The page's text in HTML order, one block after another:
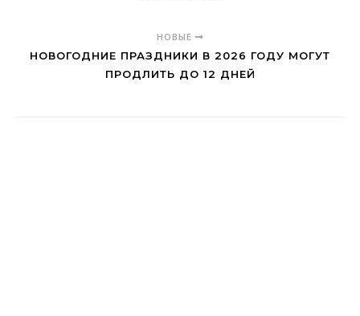
НОВЫЕ
НОВОГОДНИЕ ПРАЗДНИКИ В 2026 ГОДУ МОГУТ
ПРОДЛИТЬ ДО 12 ДНЕЙ